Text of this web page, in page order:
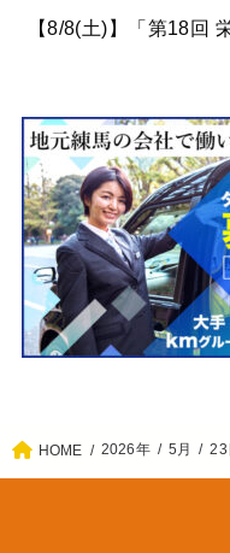
【8/8(土)】「第18回
HOME 2026年 5月 23